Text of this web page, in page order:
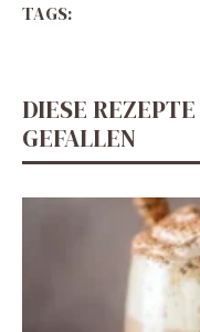
TAGS:
DIESE
GEFALLEN